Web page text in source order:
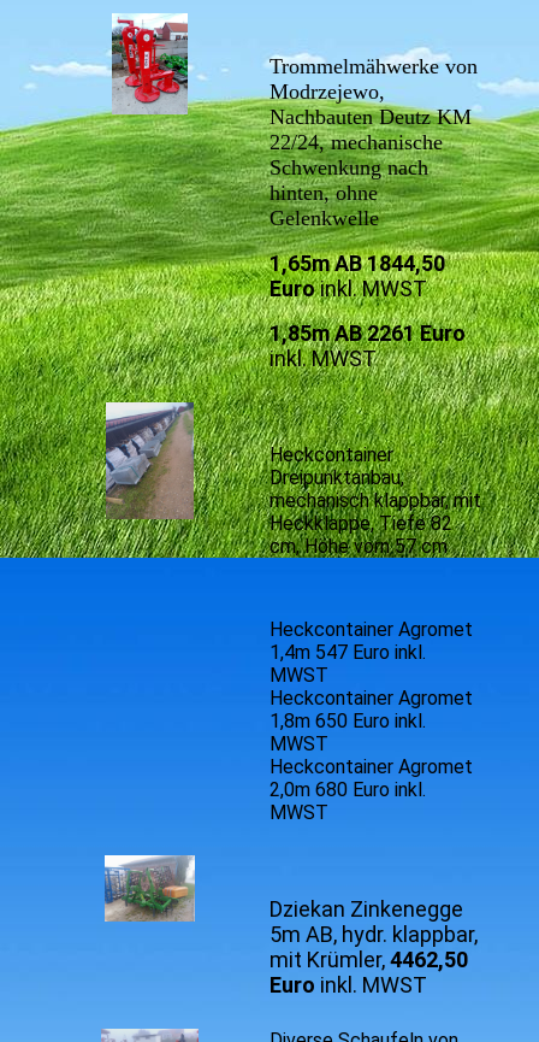
Trommelmähwerke von
Modrzejewo,
Nachbauten Deutz KM
22/24, mechanische
Schwenkung nach
hinten, ohne
Gelenkwelle
1,65m AB 1844,50
Euroinkl. MWST
1,85m AB 2261 Euro
inkl. MWST
Heckcontainer
Dreipunktanbau,
mechanisch klappbar, mit
Heckklappe, Tiefe 82
cm, Höhe vorn 57 cm
Heckcontainer Agromet
1,4m 547 Euro inkl.
MWST
Heckcontainer Agromet
1,8m 650 Euro inkl.
MWST
Heckcontainer Agromet
2,0m 680 Euro inkl.
MWST
Dziekan Zinkenegge
5m AB, hydr. klappbar,
mit Krümler,4462,50
Euro inkl. MWST